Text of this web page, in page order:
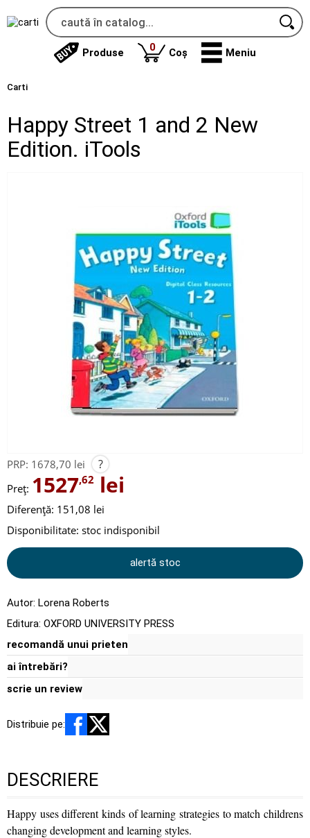
Produse 0produse
Coș Meniu
Carti
Happy Street 1 and 2 New
Edition. iTools
PRP: 1678,70 lei ?
Preț: 1527,62 lei
Diferență: 151,08 lei
Disponibilitate: stoc indisponibil
alertă stoc
Autor: Lorena Roberts
Editura: OXFORD UNIVERSITY PRESS
recomandă unui prieten
ai întrebări?
scrie un review
Distribuie pe:
DESCRIERE
Happy uses different kinds of learning strategies to match childrens
changing development and learning styles.